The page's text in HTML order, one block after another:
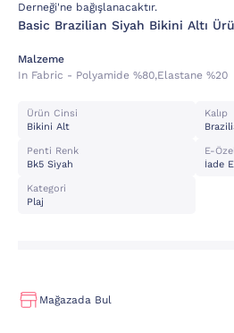
Derneği'ne bağışlanacaktır.
Basic Brazilian Siyah Bikini Altı
Malzeme
In Fabric - Polyamide %80,elastane %20
Ürün Cinsi
Bikini Alt
Kalıp
Penti Renk
Bk5 Si̇yah
E-
İade
Kategori
Plaj
Mağazada Bul